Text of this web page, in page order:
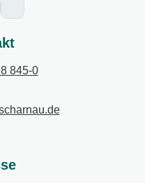
845-0